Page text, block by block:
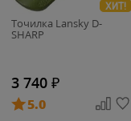
ХИТ!
Точилка Lansky D-
SHARP
3 740 ₽
5.0